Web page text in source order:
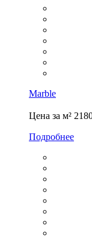
Marble
Цена за м²
Подробнее